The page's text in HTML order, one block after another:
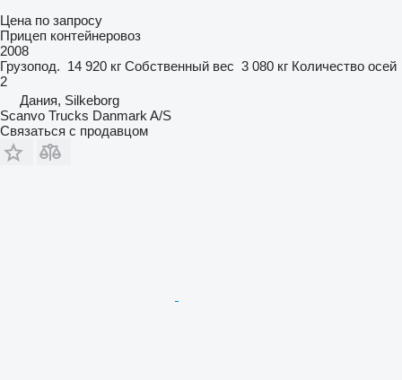
Цена по запросу
Прицеп контейнеровоз
2008
Грузопод. 14 920 кг Собственный вес 3 080 кг Количество осей
2
Дания, Silkeborg
Scanvo Trucks Danmark A/S
Связаться с продавцом